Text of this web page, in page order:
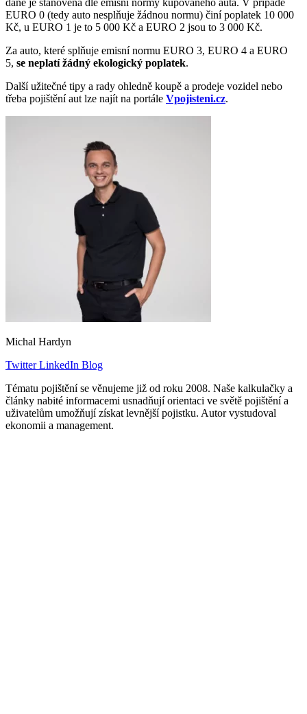
daně je stanovena dle emisní normy kupovaného auta. V případě
EURO 0 (tedy auto nesplňuje žádnou normu) činí poplatek 10 000
Kč, u EURO 1 je to 5 000 Kč a EURO 2 jsou to 3 000 Kč.
Za auto, které splňuje emisní normu EURO 3, EURO 4 a EURO
5, se neplatí žádný ekologický poplatek.
Další užitečné tipy a rady ohledně koupě a prodeje vozidel nebo
třeba pojištění aut lze najít na portále Vpojisteni.cz.
Michal Hardyn
TwitterLinkedIn Blog
Tématu pojištění se věnujeme již od roku 2008. Naše kalkulačky a
články nabité informacemi usnadňují orientaci ve světě pojištění a
uživatelům umožňují získat levnější pojistku. Autor vystudoval
ekonomii a management.